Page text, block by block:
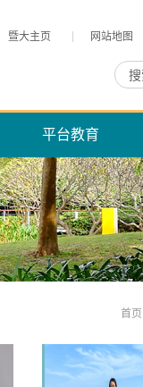
暨大主页 网站地图
平台教育
首页